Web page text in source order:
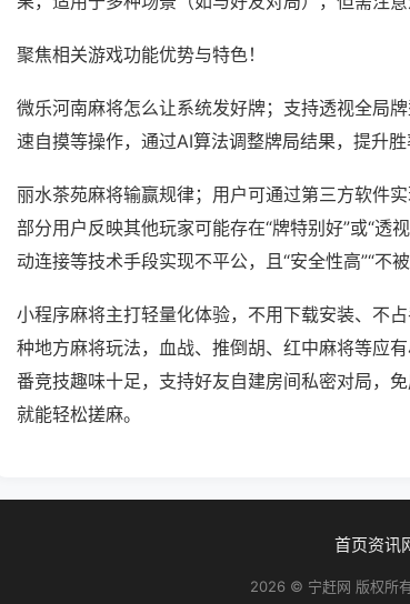
聚焦相关游戏功能优势与特色！
微乐河南麻将怎么让系统发好牌；支持透视全局
速自摸等操作，通过AI算法调整牌局结果，提升胜
丽水茶苑麻将输赢规律；用户可通过第三方软件实
部分用户反映其他玩家可能存在“牌特别好”或“透
动连接等技术手段实现不平公，且“安全性高”“不被
小程序麻将主打轻量化体验，不用下载安装、不
种地方麻将玩法，血战、推倒胡、红中麻将等应
番竞技趣味十足，支持好友自建房间私密对局，
就能轻松搓麻。
首页资讯
2026 © 宁赶网 版权所